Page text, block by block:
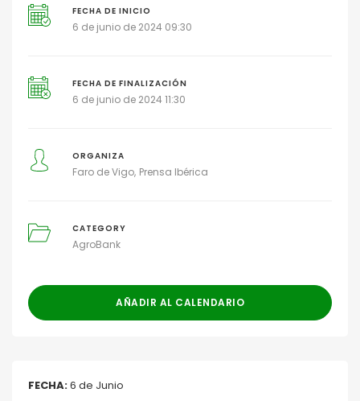
FECHA DE INICIO
6 de junio de 2024 09:30
FECHA DE FINALIZACIÓN
6 de junio de 2024 11:30
ORGANIZA
Faro de Vigo Prensa Ibérica
CATEGORY
AgroBank
AÑADIR AL CALENDARIO
FECHA:6 de Junio